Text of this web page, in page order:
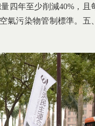
四年至少削減40%，且
氣污染物管制標準。五、